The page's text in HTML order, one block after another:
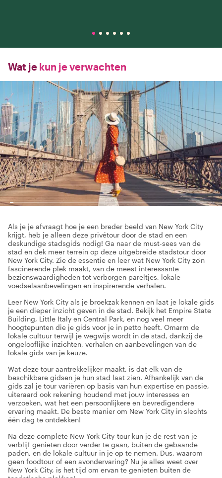
Wat je kun je verwachten
Als je je afvraagt hoe je een breder beeld van New York City
krijgt, heb je alleen deze privétour door de stad en een
deskundige stadsgids nodig! Ga naar de must-sees van de
stad en dek meer terrein op deze uitgebreide stadstour door
New York City. Zie de essentie en leer wat New York City zo'n
fascinerende plek maakt, van de meest interessante
bezienswaardigheden tot verborgen pareltjes, lokale
voedselaanbevelingen en inspirerende verhalen.
Leer New York City als je broekzak kennen en laat je lokale gids
je een dieper inzicht geven in de stad. Bekijk het Empire State
Building, Little Italy en Central Park, en nog veel meer
hoogtepunten die je gids voor je in petto heeft. Omarm de
lokale cultuur terwijl je wegwijs wordt in de stad, dankzij de
ongelooflijke inzichten, verhalen en aanbevelingen van de
lokale gids van je keuze.
Wat deze tour aantrekkelijker maakt, is dat elk van de
beschikbare gidsen je hun stad laat zien. Afhankelijk van de
gids zal je tour variëren op basis van hun expertise en passie,
uiteraard ook rekening houdend met jouw interesses en
verzoeken, wat het een persoonlijkere en bevredigendere
ervaring maakt. De beste manier om New York City in slechts
één dag te ontdekken!
Na deze complete New York City-tour kun je de rest van je
verblijf genieten door verder te gaan, buiten de gebaande
paden, en de lokale cultuur in je op te nemen. Dus, waarom
geen foodtour of een avondervaring? Nu je alles weet over
New York City, is het tijd om ervan te genieten buiten de